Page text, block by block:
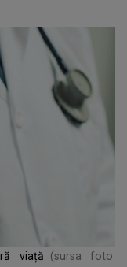
viață (sursa foto: